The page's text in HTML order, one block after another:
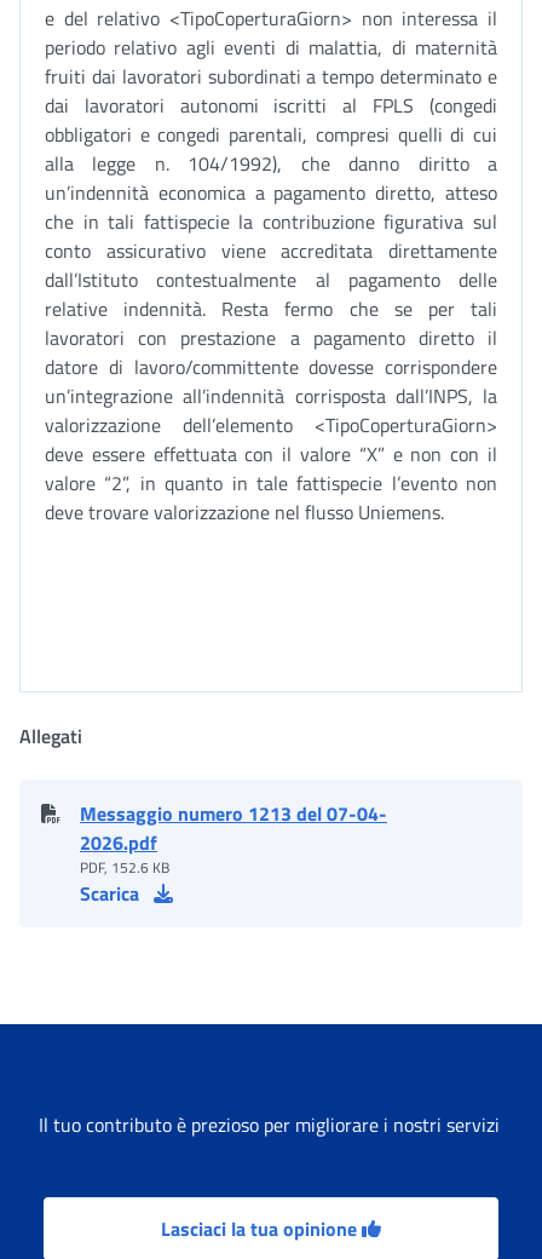
e del relativo <TipoCoperturaGiorn> non interessa il
periodo relativo agli eventi di malattia, di maternità
fruiti dai lavoratori subordinati a tempo determinato e
dai lavoratori autonomi iscritti al FPLS (congedi
obbligatori e congedi parentali, compresi quelli di cui
alla legge n. 104/1992), che danno diritto a
un’indennità economica a pagamento diretto, atteso
che in tali fattispecie la contribuzione figurativa sul
conto assicurativo viene accreditata direttamente
dall’Istituto contestualmente al pagamento delle
relative indennità. Resta fermo che se per tali
lavoratori con prestazione a pagamento diretto il
datore di lavoro/committente dovesse corrispondere
un’integrazione all’indennità corrisposta dall’INPS, la
valorizzazione dell’elemento <TipoCoperturaGiorn>
deve essere effettuata con il valore “X” e non con il
valore “2”, in quanto in tale fattispecie l’evento non
deve trovare valorizzazione nel flusso Uniemens.
Allegati
Messaggio numero 1213 del 07-04-
2026.pdf
PDF, 152.6 KB
Scarica
Il tuo contributo è prezioso per migliorare i nostri servizi
Lasciaci la tua opinione